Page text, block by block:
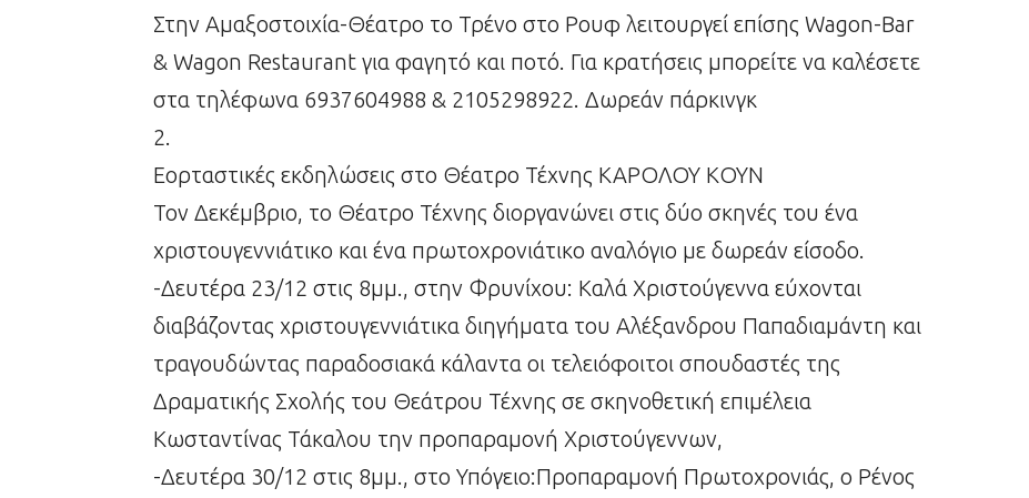
Στην Αμαξοστοιχία-Θέατρο το Τρένο στο Ρουφ λειτουργεί επίσης Wagon-Bar
& Wagon Restaurant για φαγητό και ποτό. Για κρατήσεις μπορείτε να καλέσετε
στα τηλέφωνα 6937604988 & 2105298922. Δωρεάν πάρκινγκ
2.
Εορταστικές εκδηλώσεις στο Θέατρο Τέχνης ΚΑΡΟΛΟΥ ΚΟΥΝ
Τον Δεκέμβριο, το Θέατρο Τέχνης διοργανώνει στις δύο σκηνές του ένα
χριστουγεννιάτικο και ένα πρωτοχρονιάτικο αναλόγιο με δωρεάν είσοδο.
-Δευτέρα 23/12 στις 8μμ., στην Φρυνίχου: Καλά Χριστούγεννα εύχονται
διαβάζοντας χριστουγεννιάτικα διηγήματα του Αλέξανδρου Παπαδιαμάντη και
τραγουδώντας παραδοσιακά κάλαντα οι τελειόφοιτοι σπουδαστές της
Δραματικής Σχολής του Θεάτρου Τέχνης σε σκηνοθετική επιμέλεια
Κωσταντίνας Τάκαλου την προπαραμονή Χριστούγεννων,
-Δευτέρα 30/12 στις 8μμ., στο Υπόγειο:Προπαραμονή Πρωτοχρονιάς, ο Ρένος